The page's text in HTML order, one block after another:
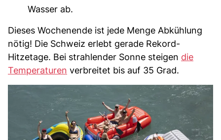
Wasser ab.
Dieses Wochenende ist jede Menge Abkühlung
nötig! Die Schweiz erlebt gerade Rekord-
Hitzetage. Bei strahlender Sonne steigen die
Temperaturen verbreitet bis auf 35 Grad.